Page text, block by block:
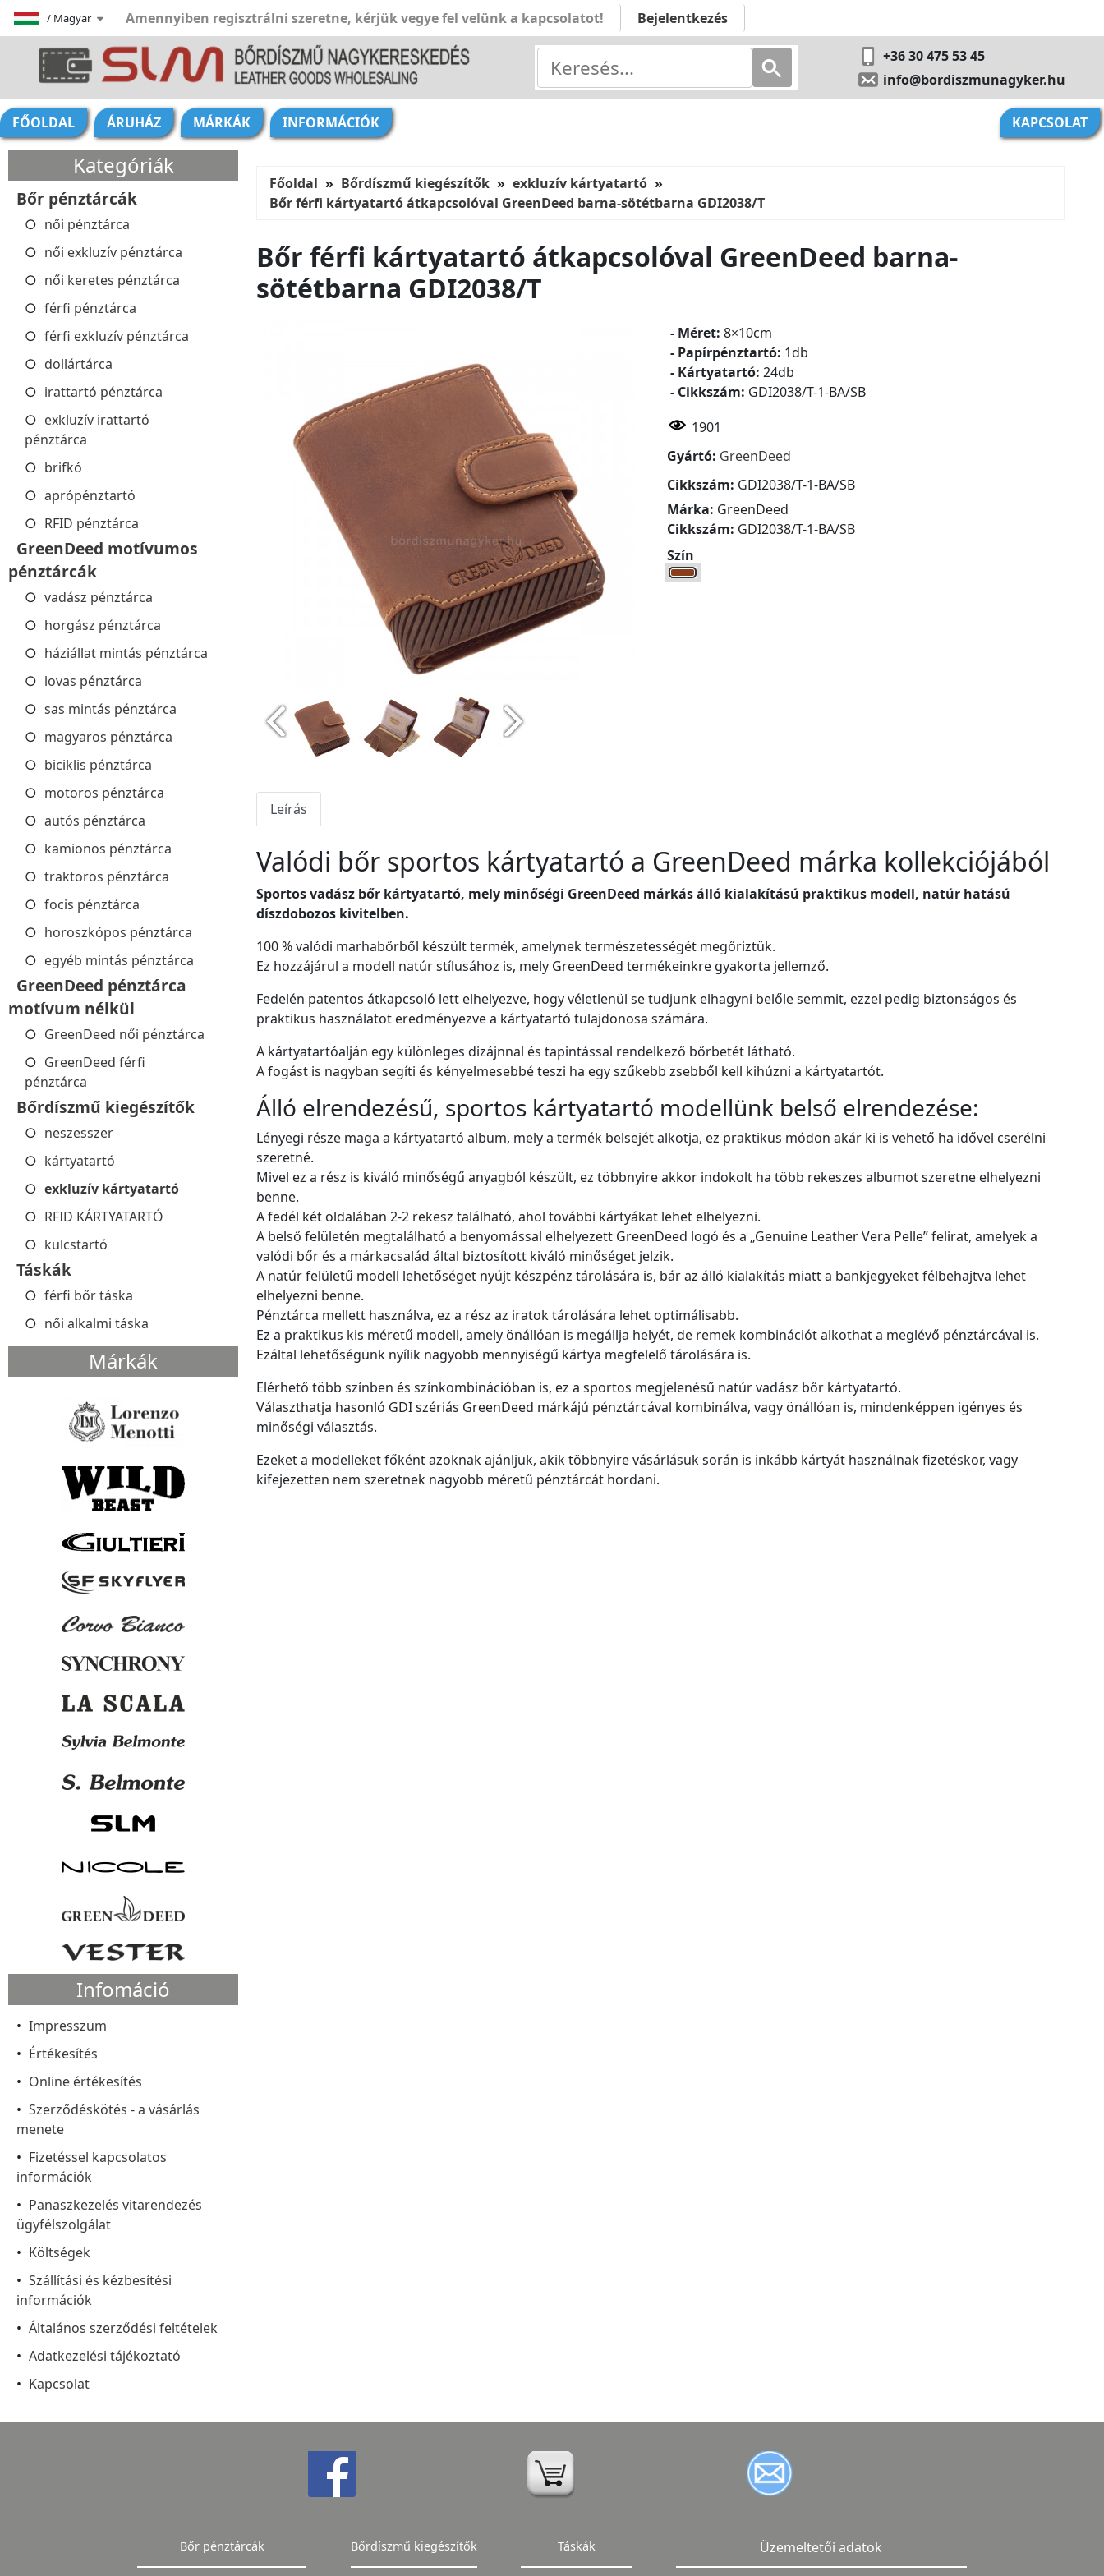
/ Magyar Amennyiben regisztrálni szeretne, kérjük vegye fel velünk a kapcsolatot! Bejelentkezés
+36 30 475 53 45
info@bordiszmunagyker.hu
FŐOLDAL ÁRUHÁZ MÁRKÁK INFORMÁCIÓK KAPCSOLAT
Kategóriák
Bőr pénztárcák
női pénztárca
női exkluzív pénztárca
női keretes pénztárca
férfi pénztárca
férfi exkluzív pénztárca
dollártárca
irattartó pénztárca
exkluzív irattartó
pénztárca
brifkó
aprópénztartó
RFID pénztárca
GreenDeed motívumos
pénztárcák
vadász pénztárca
horgász pénztárca
háziállat mintás pénztárca
lovas pénztárca
sas mintás pénztárca
magyaros pénztárca
biciklis pénztárca
motoros pénztárca
autós pénztárca
kamionos pénztárca
traktoros pénztárca
focis pénztárca
horoszkópos pénztárca
egyéb mintás pénztárca
GreenDeed pénztárca
motívum nélkül
GreenDeed női pénztárca
GreenDeed férfi
pénztárca
Bőrdíszmű kiegészítők
neszesszer
kártyatartó
exkluzív kártyatartó
RFID KÁRTYATARTÓ
kulcstartó
Táskák
férfi bőr táska
női alkalmi táska
Márkák
Infomáció
Impresszum
Értékesítés
Online értékesítés
Szerződéskötés - a vásárlás
menete
Fizetéssel kapcsolatos
információk
Panaszkezelés vitarendezés
ügyfélszolgálat
Költségek
Szállítási és kézbesítési
információk
Általános szerződési feltételek
Adatkezelési tájékoztató
Kapcsolat
Főoldal Bőrdíszmű kiegészítők
exkluzív kártyatartó
Bőr férfi kártyatartó átkapcsolóval GreenDeed barna-sötétbarna GDI2038/T
Bőr férfi kártyatartó átkapcsolóval GreenDeed barna-
sötétbarna GDI2038/T
- Méret: 8×10cm
- Papírpénztartó: 1db
- Kártyatartó: 24db
- Cikkszám: GDI2038/T-1-BA/SB
1901
Gyártó: GreenDeed
Cikkszám: GDI2038/T-1-BA/SB
Márka: GreenDeed
Cikkszám: GDI2038/T-1-BA/SB
Szín
Leírás
Valódi bőr sportos kártyatartó a GreenDeed márka kollekciójából
Sportos vadász bőr kártyatartó, mely minőségi GreenDeed márkás álló kialakítású praktikus modell, natúr hatású
díszdobozos kivitelben.
100 % valódi marhabőrből készült termék, amelynek természetességét megőriztük.
Ez hozzájárul a modell natúr stílusához is, mely GreenDeed termékeinkre gyakorta jellemző.
Fedelén patentos átkapcsoló lett elhelyezve, hogy véletlenül se tudjunk elhagyni belőle semmit, ezzel pedig biztonságos és
praktikus használatot eredményezve a kártyatartó tulajdonosa számára.
A kártyatartóalján egy különleges dizájnnal és tapintással rendelkező bőrbetét látható.
A fogást is nagyban segíti és kényelmesebbé teszi ha egy szűkebb zsebből kell kihúzni a kártyatartót.
Álló elrendezésű, sportos kártyatartó modellünk belső elrendezése:
Lényegi része maga a kártyatartó album, mely a termék belsejét alkotja, ez praktikus módon akár ki is vehető ha idővel cserélni
szeretné.
Mivel ez a rész is kiváló minőségű anyagból készült, ez többnyire akkor indokolt ha több rekeszes albumot szeretne elhelyezni
benne.
A fedél két oldalában 2-2 rekesz található, ahol további kártyákat lehet elhelyezni.
A belső felületén megtalálható a benyomással elhelyezett GreenDeed logó és a „Genuine Leather Vera Pelle” felirat, amelyek a
valódi bőr és a márkacsalád által biztosított kiváló minőséget jelzik.
A natúr felületű modell lehetőséget nyújt készpénz tárolására is, bár az álló kialakítás miatt a bankjegyeket félbehajtva lehet
elhelyezni benne.
Pénztárca mellett használva, ez a rész az iratok tárolására lehet optimálisabb.
Ez a praktikus kis méretű modell, amely önállóan is megállja helyét, de remek kombinációt alkothat a meglévő pénztárcával is.
Ezáltal lehetőségünk nyílik nagyobb mennyiségű kártya megfelelő tárolására is.
Elérhető több színben és színkombinációban is, ez a sportos megjelenésű natúr vadász bőr kártyatartó.
Választhatja hasonló GDI szériás GreenDeed márkájú pénztárcával kombinálva, vagy önállóan is, mindenképpen igényes és
minőségi választás.
Ezeket a modelleket főként azoknak ajánljuk, akik többnyire vásárlásuk során is inkább kártyát használnak fizetéskor, vagy
kifejezetten nem szeretnek nagyobb méretű pénztárcát hordani.
Bőr pénztárcák Bőrdíszmű kiegészítők Táskák Üzemeltetői adatok